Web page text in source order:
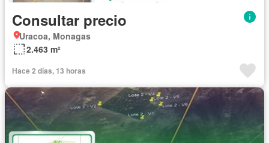
Consultar precio
Uracoa, Monagas
2.463 m²
Hace 2 días, 13 horas